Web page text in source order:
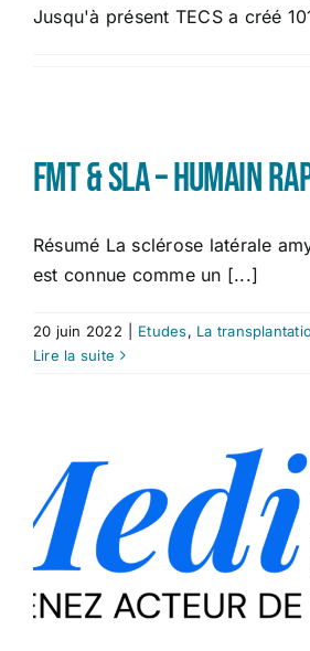
Jusqu'à présent TECS a créé
FMT & SLA – Humain
Résumé La sclérose latérale
est connue comme un [...]
20 juin 2022 Etudes, La
Lire la suite